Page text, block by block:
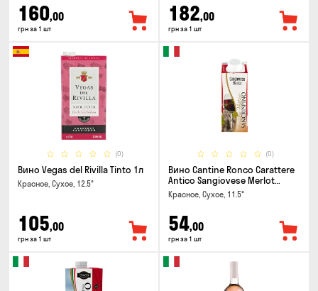
160,00
грн за 1 шт
182,00
грн за 1 шт
(0)
Вино Vegas del Rivilla Tinto 1л
Красное, Сухое, 12.5°
105,00
грн за 1 шт
(0)
Вино Cantine Ronco Carattere
Antico Sangiovese Merlot
Rubicone IGT 0.25л
Красное, Сухое, 11.5°
54,00
грн за 1 шт